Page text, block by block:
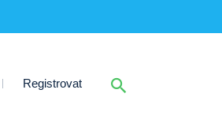
Registrovat